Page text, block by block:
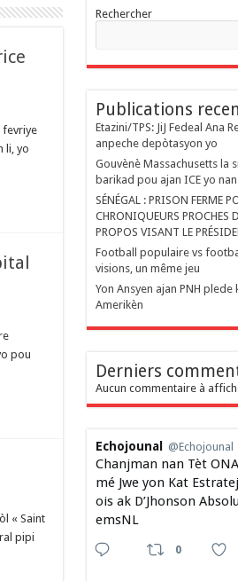
fevriye
li, yo
pou
« Saint
pipi
Rechercher
Publications
Etazini/TPS: JiJ Fedeal Ana
anpeche depòtasyon yo
Gouvènè Massachusetts la
barikad pou ajan ICE yo
SÉNÉGAL : PRISON FERME
CHRONIQUEURS PROCHES
PROPOS VISANT LE
Football populaire vs
visions, un même jeu
Yon Ansyen ajan PNH
Amerikèn
Derniers
Aucun commentaire à
Echojounal @Echojounal
Chanjman nan Tèt
mé Jwe yon Kat
ois ak D’Jhonson
emsNL
0